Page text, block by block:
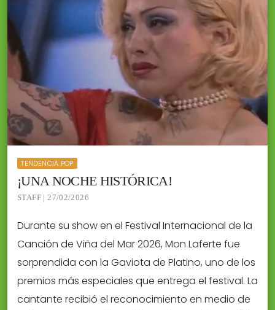
TENDENCIA POP
¡UNA NOCHE HISTÓRICA!
STAFF | 27/02/2026
Durante su show en el Festival Internacional de la
Canción de Viña del Mar 2026, Mon Laferte fue
sorprendida con la Gaviota de Platino, uno de los
premios más especiales que entrega el festival. La
cantante recibió el reconocimiento en medio de